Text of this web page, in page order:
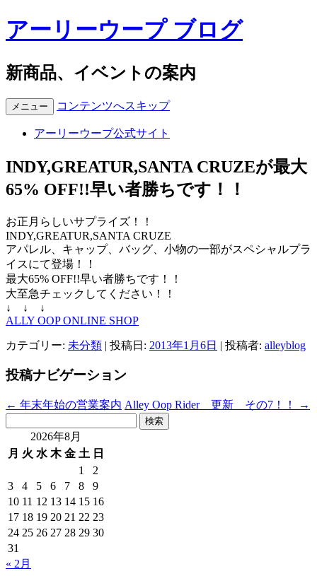
アーリーウープ ブログ
新商品、イベントの案内
メニュー コンテンツへスキップ
アーリーウープ公式サイト
INDY,GREATUR,SANTA CRUZEが最大
65% OFF!!早い者勝ちです！！
お正月らしいサプライズ！！
INDY,GREATUR,SANTA CRUZE
アパレル、キャップ、バッグ、小物の一部がスペシャルプラ
イスにて登場！！
最大65% OFF!!早い者勝ちです！！
大至急チェックしてください！！
↓ ↓ ↓
ALLY OOP ONLINE SHOP
カテゴリー: 未分類 | 投稿日: 2013年1月6日 | 投稿者: alleyblog
投稿ナビゲーション
← 年末年始の営業案内 Alley Oop Rider 更新 その7！！
→
2026年8月
月 火 水 木 金 土 日
1
2
3
4 5 6 7 8
9
10 11 12 13 14 15 16
17 18 19 20 21 22 23
24 25 26 27 28 29 30
31
« 2月